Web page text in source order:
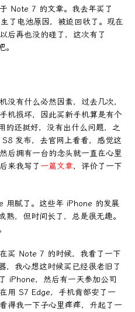
Note 7 的文章。我去年买了
了电池原因，被迫回收了。现在
后再也没的碰了，这次有了
没有什么必然因素，过去几次，
机损坏，因此买新手机算是有个
还挺好，没有出什么问题，之
发布，去官网上看看，感觉这
后拥有一台的念头就一直在心里
来我写了 一篇文章，评价了一下
用腻了。这些年 iPhone 的发展
，但时间长了，总是很无趣。
买 Note 7 的时候，我看了一下
，我心想这时候买已经很老旧了
iPhone，然后有一天参加公司
用 S7 Edge，手机背部安了一
得我一下子心里痒痒，升起了一